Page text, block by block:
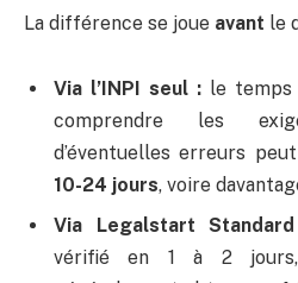
La différence se joue avant le
Via l’INPI seul : le temps
comprendre les
d’éventuelles erreurs
10-24 jours, voire
Via Legalstart
vérifié en 1 à 2 jours,